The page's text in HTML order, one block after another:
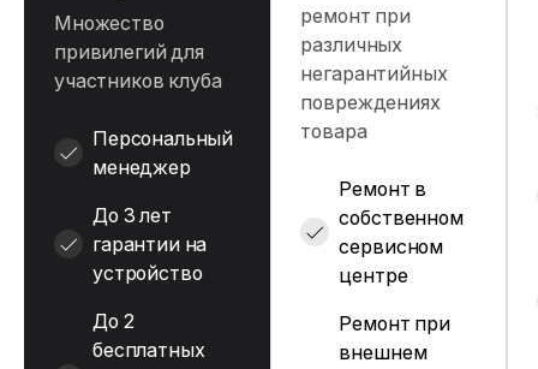
Множество
привилегий для
участников клуба
Персональный
менеджер
До 3 лет
гарантии на
устройство
До 2
бесплатных
ремонт при
различных
негарантийных
повреждениях
товара
Ремонт в
собственном
сервисном
центре
Ремонт при
внешнем